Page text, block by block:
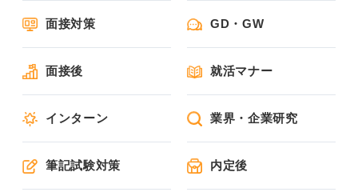
面接対策 GD・GW
面接後 就活マナー
インターン 業界・企業研究
筆記試験対策 内定後